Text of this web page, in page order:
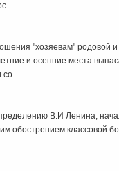
...
"хозяевам" родовой
и осенние места
со ...
В.И Ленина,
обострением классовой